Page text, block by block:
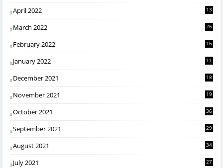
April 2022 13
March 2022 26
February 2022 16
January 2022 11
December 2021 18
November 2021 19
October 2021 36
September 2021 29
August 2021 34
July 2021 27